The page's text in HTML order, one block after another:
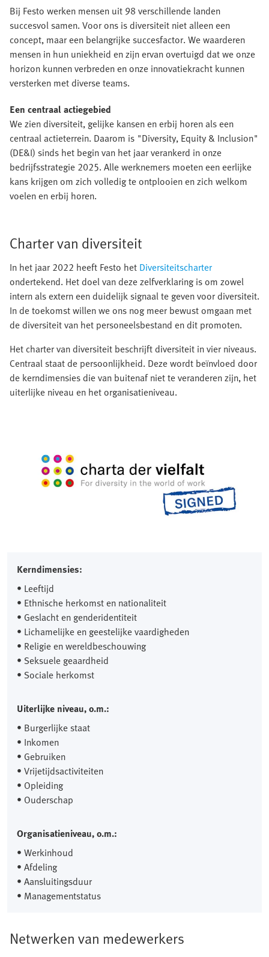
Bij Festo werken mensen uit 98 verschillende landen
succesvol samen. Voor ons is diversiteit niet alleen een
concept, maar een belangrijke succesfactor. We waarderen
mensen in hun uniekheid en zijn ervan overtuigd dat we onze
horizon kunnen verbreden en onze innovatiekracht kunnen
versterken met diverse teams.
Een centraal actiegebied
We zien diversiteit, gelijke kansen en erbij horen als een
centraal actieterrein. Daarom is "Diversity, Equity & Inclusion"
(DE&I) sinds het begin van het jaar verankerd in onze
bedrijfsstrategie 2025. Alle werknemers moeten een eerlijke
kans krijgen om zich volledig te ontplooien en zich welkom
voelen en erbij horen.
Charter van diversiteit
In het jaar 2022 heeft Festo het Diversiteitscharter
ondertekend. Het doel van deze zelfverklaring is om zowel
intern als extern een duidelijk signaal te geven voor diversiteit.
In de toekomst willen we ons nog meer bewust omgaan met
de diversiteit van het personeelsbestand en dit promoten.
Het charter van diversiteit beschrijft diversiteit in vier niveaus.
Centraal staat de persoonlijkheid. Deze wordt beïnvloed door
de kerndimensies die van buitenaf niet te veranderen zijn, het
uiterlijke niveau en het organisatieniveau.
Kerndimensies:
• Leeftijd
• Ethnische herkomst en nationaliteit
• Geslacht en genderidentiteit
• Lichamelijke en geestelijke vaardigheden
• Religie en wereldbeschouwing
• Seksuele geaardheid
• Sociale herkomst
Uiterlijke niveau, o.m.:
• Burgerlijke staat
• Inkomen
• Gebruiken
• Vrijetijdsactiviteiten
• Opleiding
• Ouderschap
Organisatieniveau, o.m.:
• Werkinhoud
• Afdeling
• Aansluitingsduur
• Managementstatus
Netwerken van medewerkers